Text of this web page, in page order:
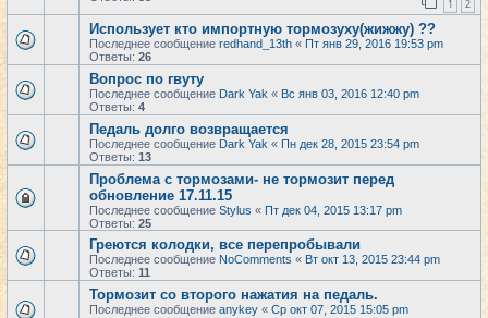
1 2
Использует кто импортную тормозуху(жижжу) ??
Последнее сообщение redhand_13th « Пт янв 29, 2016 19:53 pm
Ответы: 26
Вопрос по гвуту
Последнее сообщение Dark Yak « Вс янв 03, 2016 12:40 pm
Ответы: 4
Педаль долго возвращается
Последнее сообщение Dark Yak « Пн дек 28, 2015 23:54 pm
Ответы: 13
Проблема с тормозами- не тормозит перед
обновление 17.11.15
Последнее сообщение Stylus « Пт дек 04, 2015 13:17 pm
Ответы: 25
Греются колодки, все перепробывали
Последнее сообщение NoComments « Вт окт 13, 2015 23:44 pm
Ответы: 11
Тормозит со второго нажатия на педаль.
Последнее сообщение anykey « Ср окт 07, 2015 15:05 pm